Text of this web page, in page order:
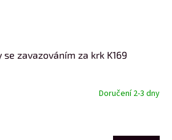
zavazováním za krk K169
Doručení 2-3 dny